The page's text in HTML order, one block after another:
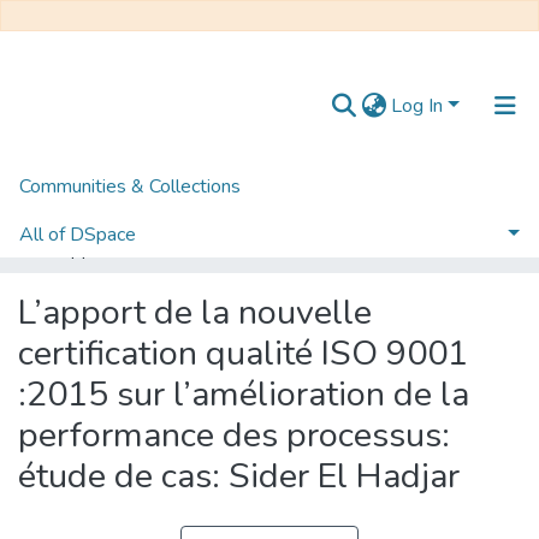
Log In
Communities & Collections
All of DSpace
Home
Mémoire de Master
L’apport de la nouvelle
certification qualité ISO 9001
:2015 sur l’amélioration de la
performance des processus:
étude de cas: Sider El Hadjar